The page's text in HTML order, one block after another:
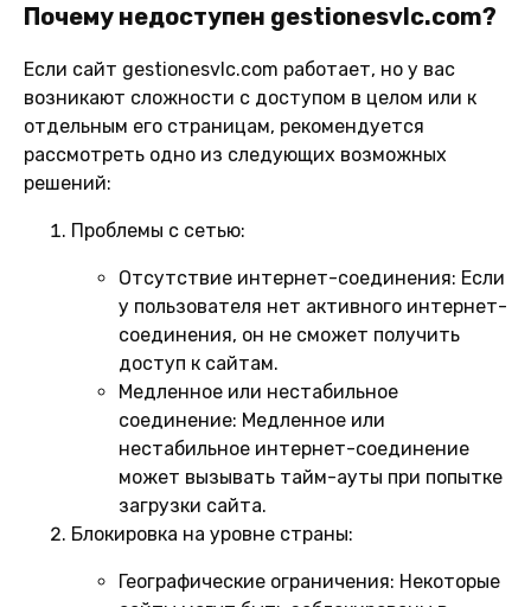
Почему недоступен gestionesvlc.com?
Если сайт gestionesvlc.com работает, но у вас
возникают сложности с доступом в целом или к
отдельным его страницам, рекомендуется
рассмотреть одно из следующих возможных
решений:
Проблемы с сетью:
Отсутствие интернет-соединения: Если
у пользователя нет активного интернет-
соединения, он не сможет получить
доступ к сайтам.
Медленное или нестабильное
соединение: Медленное или
нестабильное интернет-соединение
может вызывать тайм-ауты при попытке
загрузки сайта.
Блокировка на уровне страны:
Географические ограничения: Некоторые